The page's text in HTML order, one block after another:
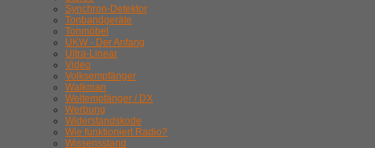
Synchron-Detektor
Tonbandgeräte
Tonmöbel
UKW - Der Anfang
Ultra-Linear
Video
Volksempfänger
Walkman
Weltempfänger / DX
Werbung
Widerstandskode
Wie funktioniert Radio?
Wissensstand